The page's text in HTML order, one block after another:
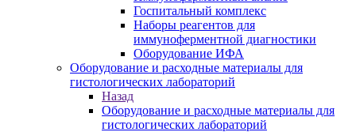
Госпитальный комплекс
Наборы реагентов для
иммуноферментной диагностики
Оборудование ИФА
Оборудование и расходные материалы для
гистологических лабораторий
Назад
Оборудование и расходные материалы для
гистологических лабораторий